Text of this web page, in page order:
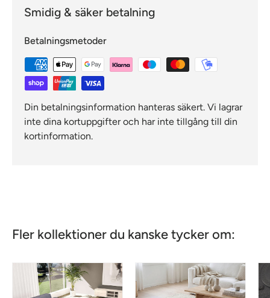
Smidig & säker betalning
Betalningsmetoder
Din betalningsinformation hanteras säkert. Vi lagrar
inte dina kortuppgifter och har inte tillgång till din
kortinformation.
Fler kollektioner du kanske tycker om: